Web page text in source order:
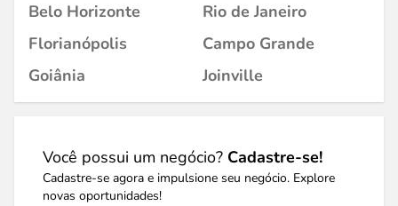
Belo Horizonte
Rio de Janeiro
Florianópolis
Campo Grande
Goiânia
Joinville
Você possui um negócio? Cadastre-se!
Cadastre-se agora e impulsione seu negócio. Explore
novas oportunidades!